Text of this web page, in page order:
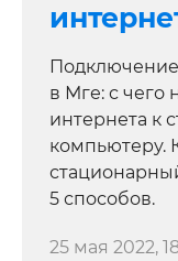
в Мге: с чего
интернета к
компьютеру.
5 способов.
25 мая 2022,